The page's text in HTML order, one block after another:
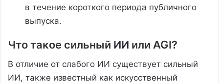
в течение короткого периода публичного
выпуска.
Что такое сильный ИИ или AGI?
В отличие от слабого ИИ существует сильный
ИИ, также известный как искусственный